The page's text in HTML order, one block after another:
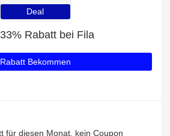
Deal
Rabatt bei Fila
Rabatt Bekommen
für diesen Monat, kein Coupon